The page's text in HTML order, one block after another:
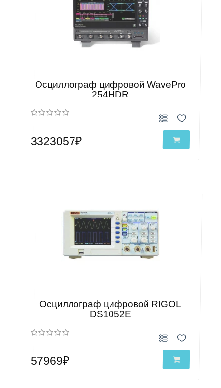
Осциллограф цифровой WavePro
254HDR
3323057₽
Осциллограф цифровой RIGOL
DS1052E
57969₽